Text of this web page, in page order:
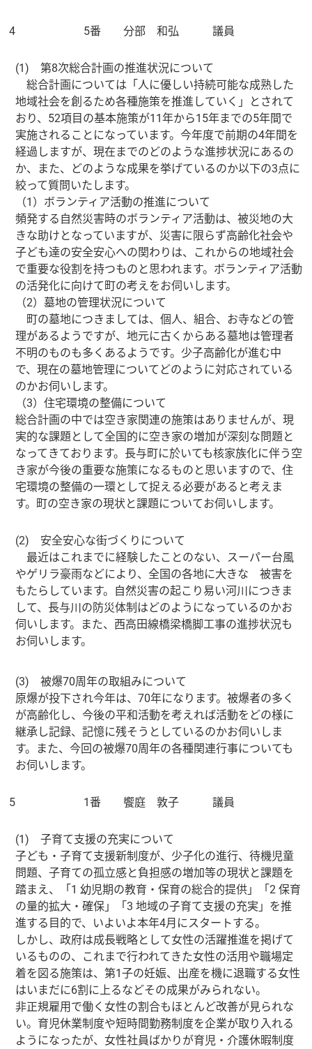
4 5番 分部 和弘 議員
(1) 第8次総合計画の推進状況について
総合計画については「人に優しい持続可能な成熟した
地域社会を創るため各種施策を推進していく」とされて
おり、52項目の基本施策が11年から15年までの5年間で
実施されることになっています。今年度で前期の4年間を
経過しますが、現在までのどのような進捗状況にあるの
か、また、どのような成果を挙げているのか以下の3点に
絞って質問いたします。
（1）ボランティア活動の推進について
頻発する自然災害時のボランティア活動は、被災地の大
きな助けとなっていますが、災害に限らず高齢化社会や
子ども達の安全安心への関わりは、これからの地域社会
で重要な役割を持つものと思われます。ボランティア活動
の活発化に向けて町の考えをお伺いします。
（2）墓地の管理状況について
町の墓地につきましては、個人、組合、お寺などの管
理があるようですが、地元に古くからある墓地は管理者
不明のものも多くあるようです。少子高齢化が進む中
で、現在の墓地管理についてどのように対応されている
のかお伺いします。
（3）住宅環境の整備について
総合計画の中では空き家関連の施策はありませんが、現
実的な課題として全国的に空き家の増加が深刻な問題と
なってきております。長与町に於いても核家族化に伴う空
き家が今後の重要な施策になるものと思いますので、住
宅環境の整備の一環として捉える必要があると考えま
す。町の空き家の現状と課題についてお伺いします。
(2) 安全安心な街づくりについて
最近はこれまでに経験したことのない、スーパー台風
やゲリラ豪雨などにより、全国の各地に大きな 被害を
もたらしています。自然災害の起こり易い河川につきま
して、長与川の防災体制はどのようになっているのかお
伺いします。また、西高田線橋梁橋脚工事の進捗状況も
お伺いします。
(3) 被爆70周年の取組みについて
原爆が投下され今年は、70年になります。被爆者の多く
が高齢化し、今後の平和活動を考えれば活動をどの様に
継承し記録、記憶に残そうとしているのかお伺いしま
す。また、今回の被爆70周年の各種関連行事についても
お伺いします。
5 1番 饗庭 敦子 議員
(1) 子育て支援の充実について
子ども・子育て支援新制度が、少子化の進行、待機児童
問題、子育ての孤立感と負担感の増加等の現状と課題を
踏まえ、「1 幼児期の教育・保育の総合的提供」「2 保育
の量的拡大・確保」「3 地域の子育て支援の充実」を推
進する目的で、いよいよ本年4月にスタートする。
しかし、政府は成長戦略として女性の活躍推進を掲げて
いるものの、これまで行われてきた女性の活用や職場定
着を図る施策は、第1子の妊娠、出産を機に退職する女性
はいまだに6割に上るなどその成果がみられない。
非正規雇用で働く女性の割合もほとんど改善が見られな
い。育児休業制度や短時間勤務制度を企業が取り入れる
ようになったが、女性社員ばかりが育児・介護休暇制度